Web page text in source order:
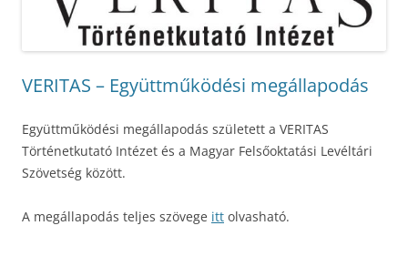
VERITAS – Együttműködési megállapodás
Együttműködési megállapodás született a VERITAS
Történetkutató Intézet és a Magyar Felsőoktatási Levéltári
Szövetség között.
A megállapodás teljes szövege itt olvasható.